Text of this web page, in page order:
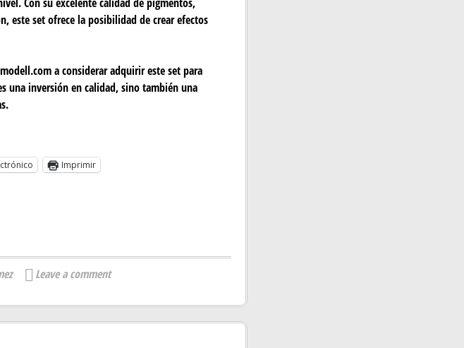
este set ofrece la posibilidad de crear efectos
a considerar adquirir este set para
una inversión en calidad, sino también una
Imprimir
Leave a comment